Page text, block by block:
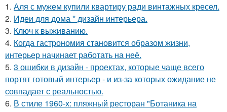
1. Аля с мужем купили квартиру ради винтажных кресел.
2. Идеи для дома * дизайн интерьера.
3. Ключ к выживанию.
4. Когда гастрономия становится образом жизни,
интерьер начинает работать на неё.
5. 3 ошибки в дизайн - проектах, которые чаще всего
портят готовый интерьер - и из-за которых ожидание не
совпадает с реальностью.
6. В стиле 1960-х: пляжный ресторан "Ботаника на